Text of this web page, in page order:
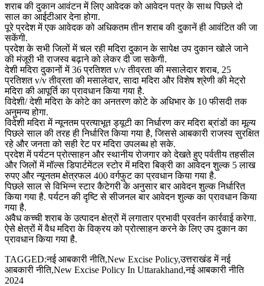
शराब की दुकान आवंटन में लिए आवेदक को आवेदन पत्र के साथ पिछले दो
साल का आईटीआर देना होगा.
पूरे प्रदेश में एक आवेदक को अधिकतम तीन शराब की दुकानें ही आवंटित की जा
सकेंगी.
प्रदेश के सभी जिलों में चल रही मदिरा दुकान के सापेक्ष उप दुकान खोले जाने
की मंजूरी भी राजस्व बढ़ाने को लेकर दी जा सकेगी.
देशी मदिरा दुकानों में 36 प्रतिशत v/v तीव्रता की मसालेदार शराब, 25
प्रतिशत v/v तीव्रता की मसालेदार, सादा मदिरा और विशेष श्रेणी की मेट्रो
मदिरा की आपूर्ति का प्रावधान किया गया है.
विदेशी/ देशी मदिरा के कोटे का अनतरण कोटे के अधिभार के 10 फीसदी तक
अनुमन्य होगा.
विदेशी मदिरा में न्यूनतम प्रत्याभूत ड्यूटी का निर्धारण कर मदिरा ब्रांडों का मूल्य
पिछले साल की तरह ही निर्धारित किया गया है, जिससे आबकारी राजस्व सुरक्षित
रहे और जनता को सही रेट पर मदिरा उपलब्ध हो सके.
प्रदेश में पर्यटन प्रोत्साहन और स्थानीय रोजगार को देखते हुए पर्वतीय तहसील
और जिलों में मॉल्स डिपार्टमेंटल स्टोर में मदिरा बिक्री का आवेदन शुल्क 5 लाख
रुपए और न्यूनतम क्षेत्रफल 400 वर्गफुट का प्रवधान किया गया है.
पिछले साल से विभिन्न स्टार कैटेगरी के अनुसार बार आवेदन शुल्क निर्धारित
किया गया है. पर्यटन की दृष्टि से सीजनल बार आवेदन शुल्क का प्रावधान किया
गया है.
अवैध कच्ची शराब के उत्पादन क्षेत्रों में लगातार प्रभावी प्रवर्तन कार्रवाई करेगा.
ऐसे क्षेत्रों में वैध मदिरा के विक्रय को प्रोत्साहन करने के लिए उप दुकान का
प्रावधान किया गया है.
TAGGED:नई आबकारी नीति,New Excise Policy,उत्तराखंड में नई
आबकारी नीति,New Excise Policy In Uttarakhand,नई आबकारी नीति
2024